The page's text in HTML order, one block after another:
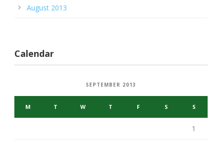
August 2013
Calendar
SEPTEMBER 2013
M T W T F S S
1